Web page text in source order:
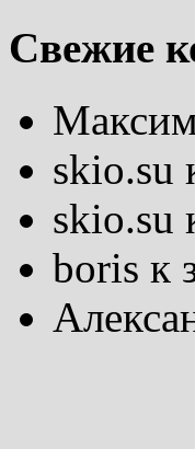
Свежие
skio.su
skio.su
boris к